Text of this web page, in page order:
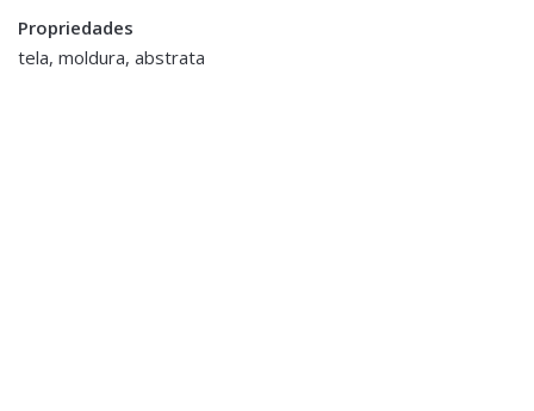
Propriedades
tela, moldura, abstrata